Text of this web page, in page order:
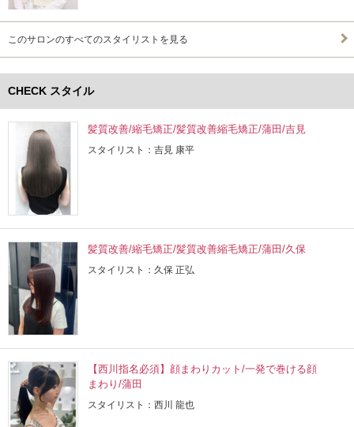
このサロンのすべてのスタイリストを見る
CHECK スタイル
髪質改善/縮毛矯正/髪質改善縮毛矯正/蒲田/吉見
スタイリスト：吉見 康平
髪質改善/縮毛矯正/髪質改善縮毛矯正/蒲田/久保
スタイリスト：久保 正弘
【西川指名必須】顔まわりカット/一発で巻ける顔
まわり/蒲田
スタイリスト：西川 龍也